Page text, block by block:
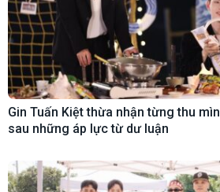
Gin Tuấn Kiệt thừa nhận từng thu
sau những áp lực từ dư luận